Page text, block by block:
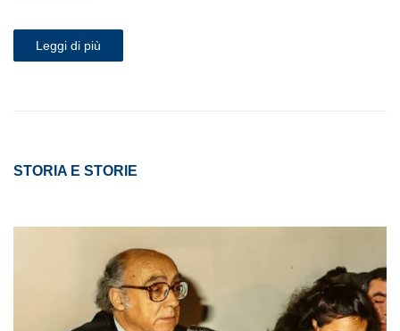
Leggi di più
STORIA E STORIE